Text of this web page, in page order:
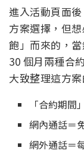
進入活動頁面
方案選擇，但
飽」而來的，
30 個月兩種合
大致整理這方
「合約期
網內通話＝
網外通話＝